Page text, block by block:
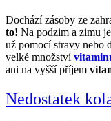
Dochází zásoby ze
to! Na podzim a zimu
už pomocí stravy nebo
velké množství
ani na vyšší příjem
Nedostatek